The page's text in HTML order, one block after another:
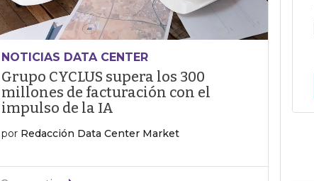
NOTICIAS DATA CENTER
Grupo CYCLUS supera los 300
millones de facturación con el
impulso de la IA
por Redacción Data Center Market